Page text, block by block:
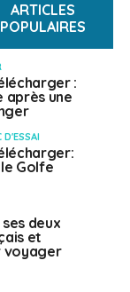
de l’Étranger)
ARTICLES
POPULAIRES
:
après une
D'ESSAI
Golfe
deux
et
voyager